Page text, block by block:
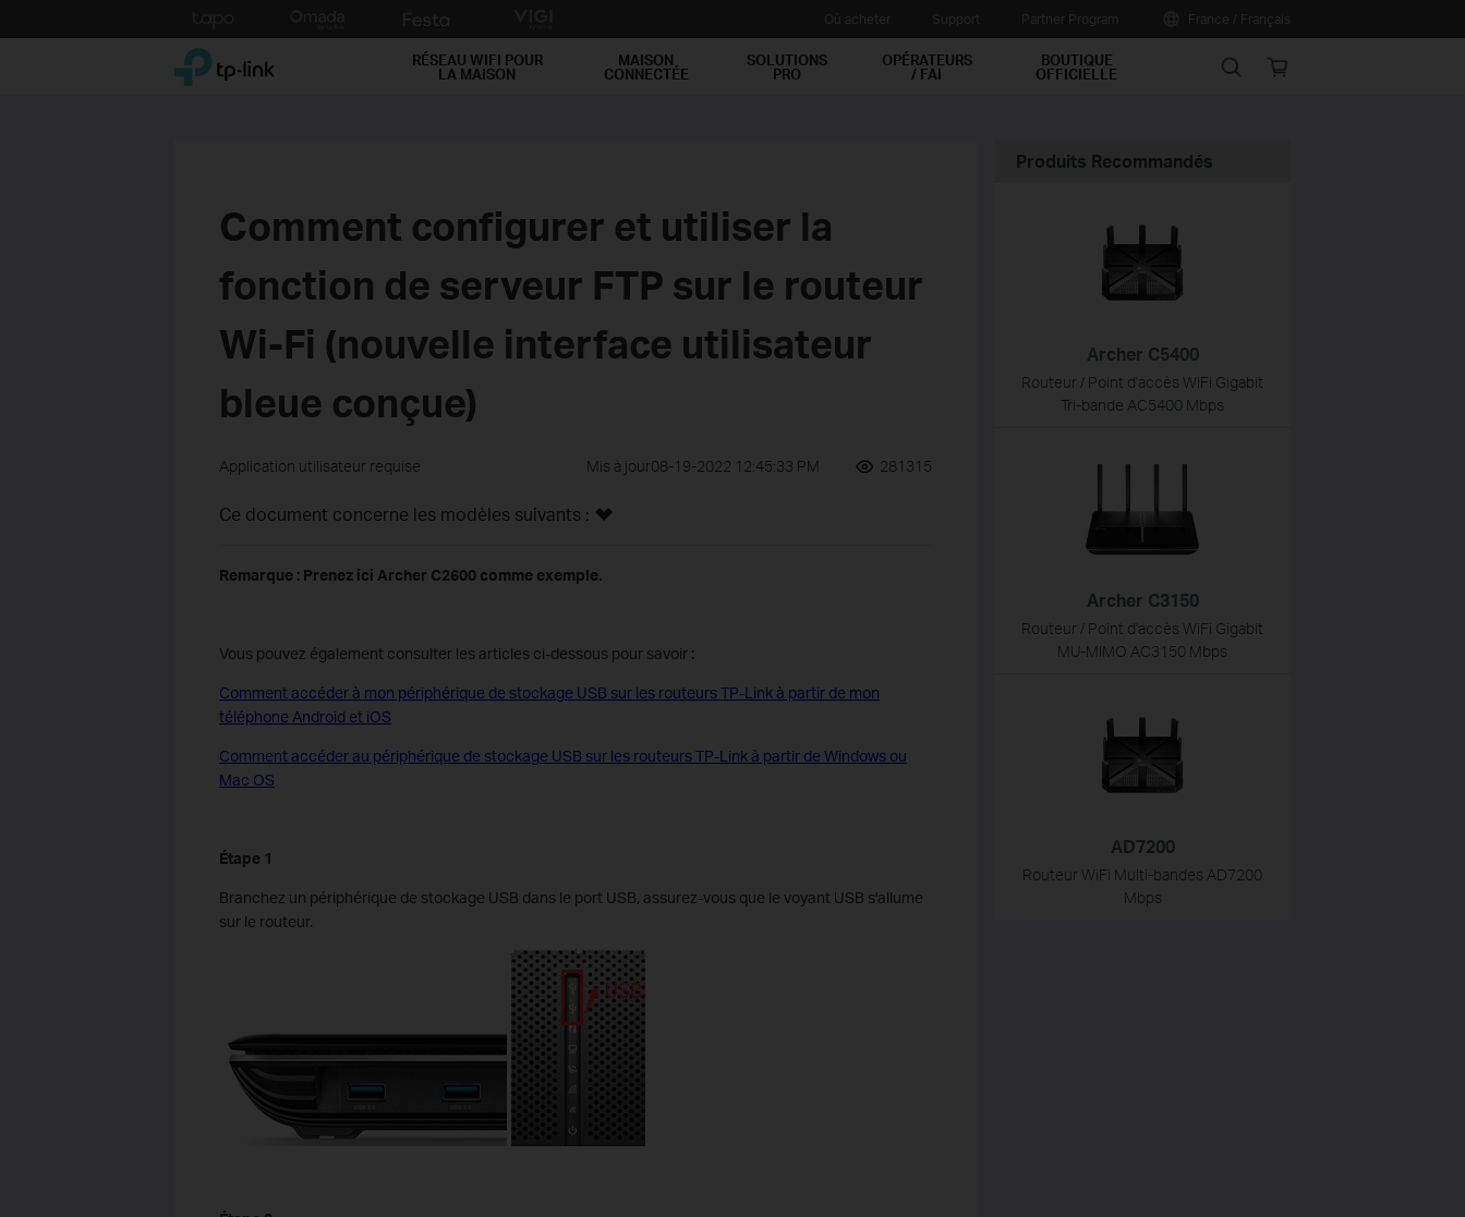
to
TP-Link, Reliably Smart RÉSEAU WIFI POUR
LA MAISON
MAISON
CONNECTÉE
SOLUTIONS
PRO
OPÉRATEURS
/ FAI
BOUTIQUE
OFFICIELLE Search Online
Comment configurer et utiliser la
fonction de serveur FTP sur le routeur
Wi-Fi (nouvelle interface utilisateur
bleue conçue)
Application utilisateur requise Mis à jour08-19-2022 12:45:33 PM 281315
Ce document concerne les modèles suivants :
Remarque : Prenez ici Archer C2600 comme exemple.
Vous pouvez également consulter les articles ci-dessous pour savoir :
Comment accéder à mon périphérique de stockage USB sur les routeurs TP-Link à partir de mon
téléphone Android et iOS
Comment accéder au périphérique de stockage USB sur les routeurs TP-Link à partir de Windows ou
Mac OS
Étape 1
Branchez un périphérique de stockage USB dans le port USB, assurez-vous que le voyant USB s'allume
sur le routeur.
Produits Recommandés
Archer C5400
Routeur / Point d'accès WiFi Gigabit
Tri-bande AC5400 Mbps
Archer C3150
Routeur / Point d'accès WiFi Gigabit
MU-MIMO AC3150 Mbps
AD7200
Routeur WiFi Multi-bandes AD7200
Mbps